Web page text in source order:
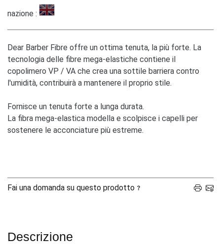
nazione :
Dear Barber Fibre offre un ottima tenuta, la più forte. La
tecnologia delle fibre mega-elastiche contiene il
copolimero VP / VA che crea una sottile barriera contro
l'umidità, contribuirà a mantenere il proprio stile.
Fornisce un tenuta forte a lunga durata.
La fibra mega-elastica modella e scolpisce i capelli per
sostenere le acconciature più estreme.
Fai una domanda su questo prodotto
Descrizione